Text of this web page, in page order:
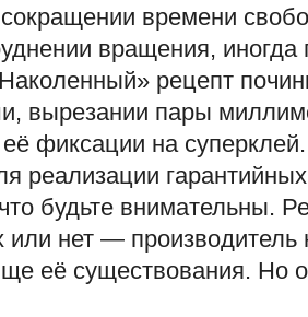
времени
вращения,
рецепт
вырезании пары
фиксации на
реализации
будьте внимательны.
или нет — производитель
её существования. Но